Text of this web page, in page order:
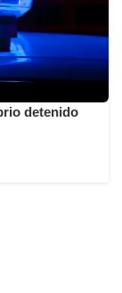
detenido